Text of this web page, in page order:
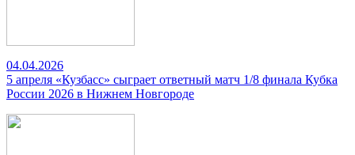
04.04.2026
5 апреля «Кузбасс» сыграет ответный матч 1/8 финала Кубка
России 2026 в Нижнем Новгороде